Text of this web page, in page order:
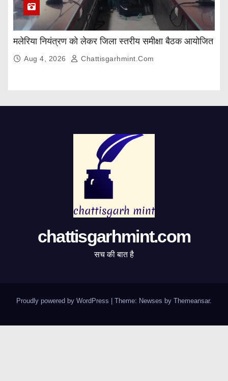
मलेरिया नियंत्रण को लेकर जिला स्तरीय समीक्षा बैठक आयोजित
Aug 4, 2026 Chattisgarhmint.com
chattisgarhmint.com
सच की बात है
Proudly powered by WordPress Theme: Newses by Themeansar.